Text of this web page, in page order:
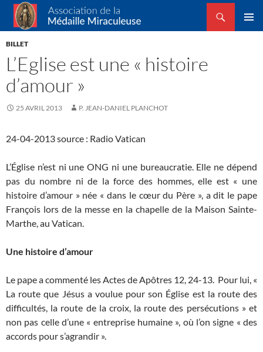
Association de la Médaille Miraculeuse
Recherche
ALLER
BILLET
L’Eglise est une « histoire
d’amour »
25 AVRIL 2013 P. JEAN-DANIEL PLANCHOT
24-04-2013 source : Radio Vatican
L’Église n’est ni une ONG ni une bureaucratie. Elle ne dépend
pas du nombre ni de la force des hommes, elle est « une
histoire d’amour » née « dans le cœur du Père », a dit le pape
François lors de la messe en la chapelle de la Maison Sainte-
Marthe, au Vatican.
Une histoire d’amour
Le pape a commenté les Actes de Apôtres 12, 24-13. Pour lui, «
La route que Jésus a voulue pour son Église est la route des
difficultés, la route de la croix, la route des persécutions » et
non pas celle d’une « entreprise humaine », où l’on signe « des
accords pour s’agrandir ».